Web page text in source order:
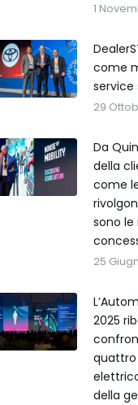
1
come
service
29
Da
della
come
sono le
25
2025
quattro
della